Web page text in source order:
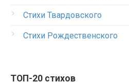
Стихи Твардовского
Стихи Рождественского
ТОП-20 стихов